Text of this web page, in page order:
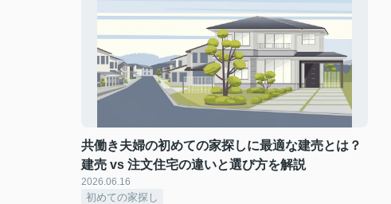
共働き夫婦の初めての家探しに最適な建売とは？
建売 vs 注文住宅の違いと選び方を解説
2026.06.16
初めての家探し